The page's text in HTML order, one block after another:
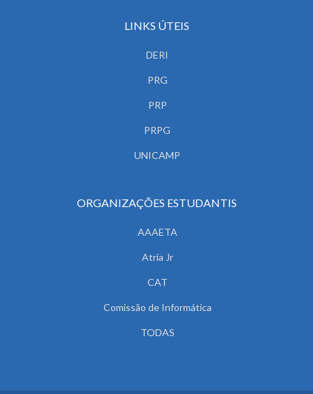
LINKS ÚTEIS
DERI
PRG
PRP
PRPG
UNICAMP
ORGANIZAÇÕES ESTUDANTIS
AAAETA
Atria Jr
CAT
Comissão de Informática
TODAS